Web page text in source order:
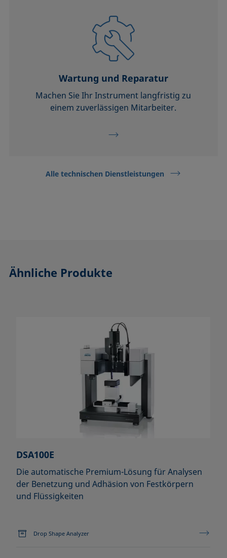
Wartung und Reparatur
Machen Sie Ihr Instrument langfristig zu
einem zuverlässigen Mitarbeiter.
Alle technischen Dienstleistungen
Ähnliche Produkte
DSA100E
Die automatische Premium-Lösung für Analysen
der Benetzung und Adhäsion von Festkörpern
und Flüssigkeiten
Drop Shape Analyzer